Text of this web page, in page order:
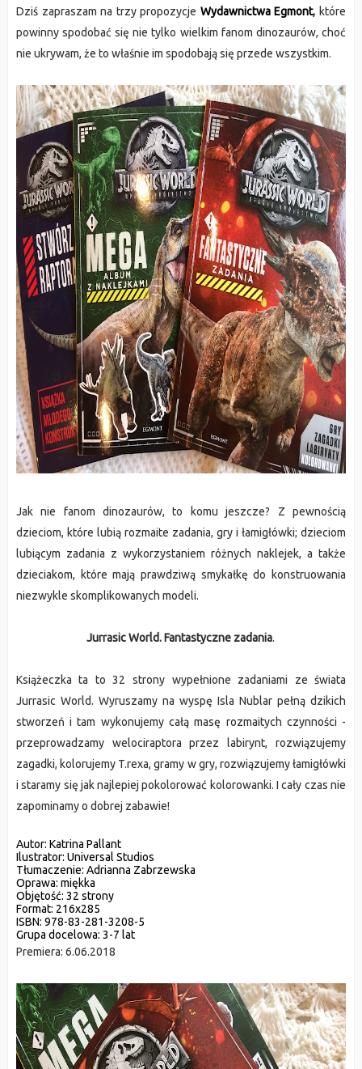
Dziś zapraszam na trzy propozycje Wydawnictwa Egmont, które
powinny spodobać się nie tylko wielkim fanom dinozaurów, choć
nie ukrywam, że to właśnie im spodobają się przede wszystkim.
Jak nie fanom dinozaurów, to komu jeszcze? Z pewnością
dzieciom, które lubią rozmaite zadania, gry i łamigłówki; dzieciom
lubiącym zadania z wykorzystaniem różnych naklejek, a także
dzieciakom, które mają prawdziwą smykałkę do konstruowania
niezwykle skomplikowanych modeli.
Jurrasic World. Fantastyczne zadania.
Książeczka ta to 32 strony wypełnione zadaniami ze świata
Jurrasic World. Wyruszamy na wyspę Isla Nublar pełną dzikich
stworzeń i tam wykonujemy całą masę rozmaitych czynności -
przeprowadzamy welociraptora przez labirynt, rozwiązujemy
zagadki, kolorujemy T.rexa, gramy w gry, rozwiązujemy łamigłówki
i staramy się jak najlepiej pokolorować kolorowanki. I cały czas nie
zapominamy o dobrej zabawie!
Autor: Katrina Pallant
Ilustrator: Universal Studios
Tłumaczenie: Adrianna Zabrzewska
Oprawa: miękka
Objętość: 32 strony
Format: 216x285
ISBN: 978-83-281-3208-5
Grupa docelowa: 3-7 lat
Premiera: 6.06.2018